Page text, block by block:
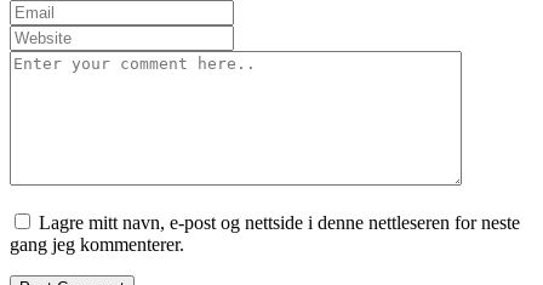
Lagre mitt navn, e-post og nettside i denne nettleseren for neste
gang jeg kommenterer.